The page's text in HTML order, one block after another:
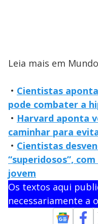
Leia mais em
• Cientistas
pode combater a
• Harvard aponta
caminhar para
• Cientistas
“superidosos”,
jovem
Os textos aqui
necessariamente a